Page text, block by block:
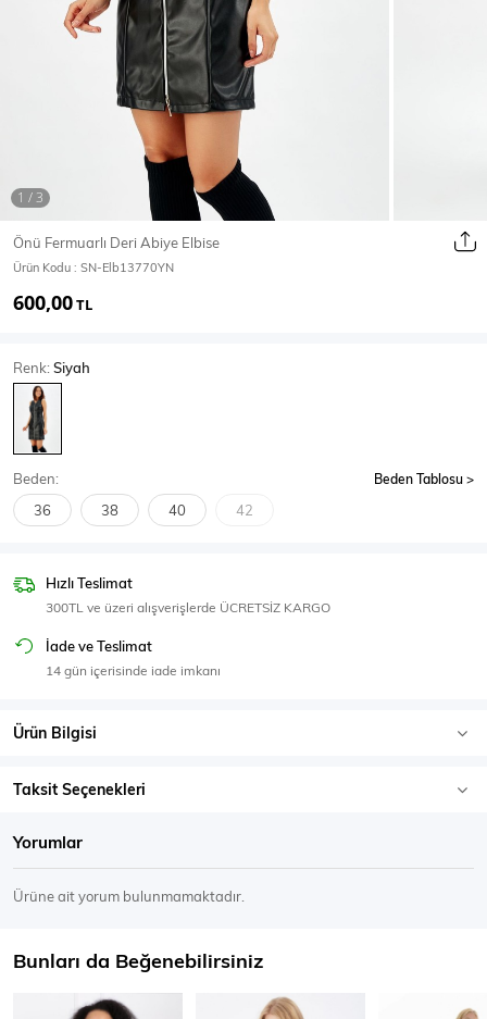
Mont & Kaban
T-Shirt
Body
SPOR GİYİM
Eşofman Üstü
Önü Fermuarlı Deri Abiye Elbise
Ürün Kodu : SN-Elb13770YN
600,00TL
Renk:Siyah
Beden: Beden Tablosu
36 38 40 42
Hızlı Teslimat
300TL ve üzeri alışverişlerde ÜCRETSİZ KARGO
İade ve Teslimat
14 gün içerisinde iade imkanı
Ürün Bilgisi
Taksit Seçenekleri
Yorumlar
Ürüne ait yorum bulunmamaktadır.
Bunları da Beğenebilirsiniz